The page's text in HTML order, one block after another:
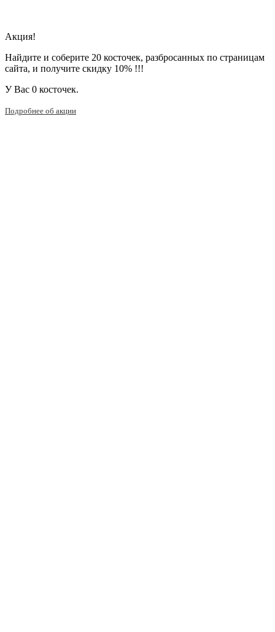
Акция!
Найдите и соберите 20 косточек, разбросанных по страницам
сайта, и получите скидку 10% !!!
У Вас 0 косточек.
Подробнее об акции